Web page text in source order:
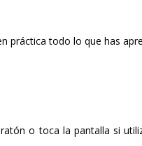
práctica todo lo que has
o toca la pantalla si